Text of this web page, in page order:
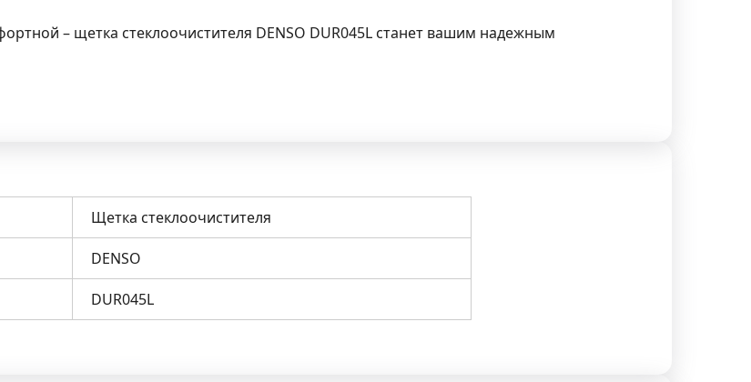
– щетка стеклоочистителя DENSO DUR045L станет вашим надежным
Щетка стеклоочистителя
DENSO
DUR045L